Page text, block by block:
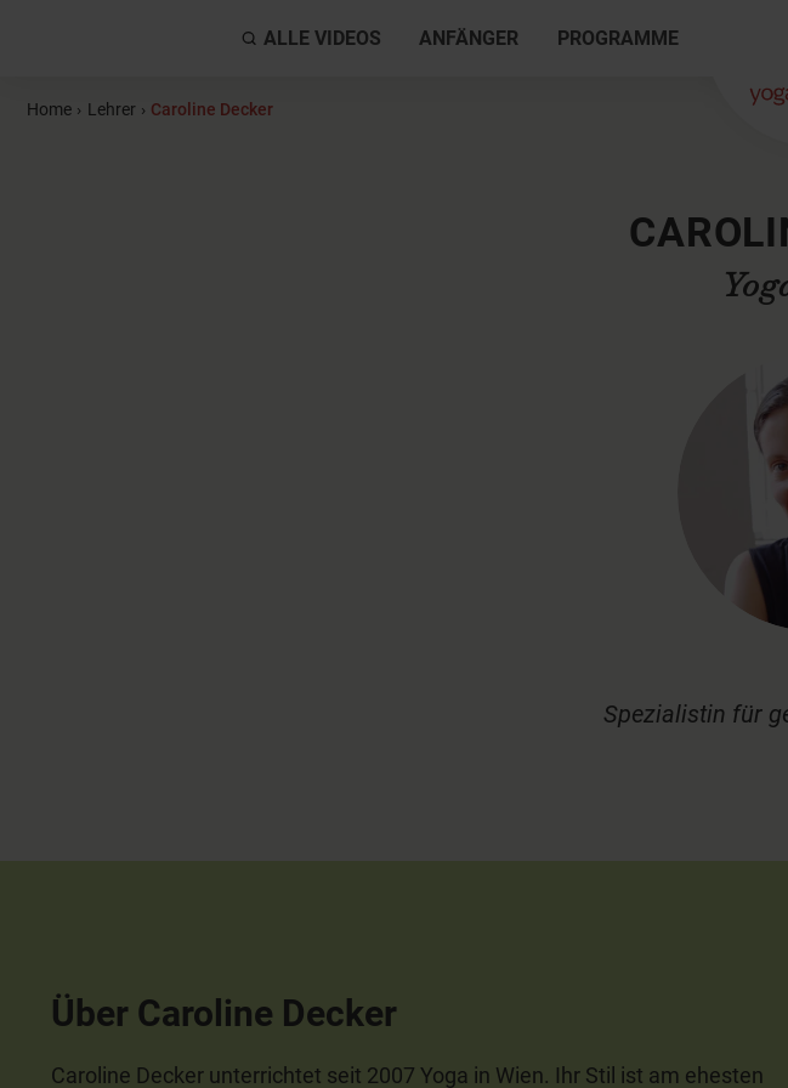
ALLE VIDEOS ANFÄNGER PROGRAMME
Home › Lehrer › Caroline Decker
Spezialistin für
Über Caroline Decker
Caroline Decker unterrichtet seit 2007 Yoga in Wien. Ihr Stil ist am ehesten